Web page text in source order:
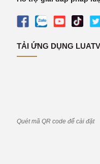
TẢI ỨNG DỤNG
Quét mã QR code để cài đặt